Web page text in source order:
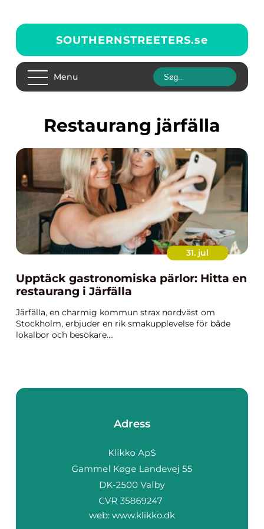
SOUTHERNSTREETERS.se
Menu
restaurang järfälla
31. jul
Upptäck gastronomiska pärlor: Hitta en
restaurang i Järfälla
Järfälla, en charmig kommun strax nordväst om
Stockholm, erbjuder en rik smakupplevelse för både
lokalbor och besökare....
Adress
web: www.klikko.dk